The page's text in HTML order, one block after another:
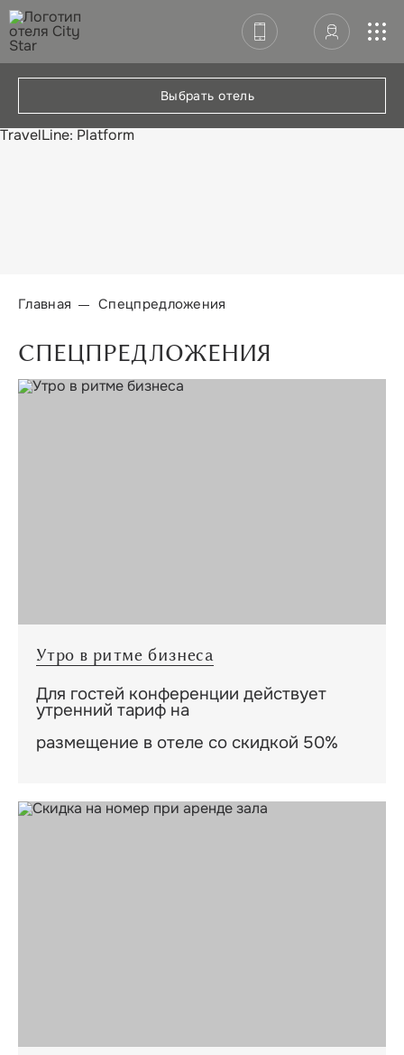
Выбрать отель
КОНФЕРЕНЦ-ЗАЛЫ
РЕСТОРАН
TravelLine: Platform
Главная Спецпредложения
СПЕЦПРЕДЛОЖЕНИЯ
Утро в ритме бизнеса
Для гостей конференции действует
утренний тариф на
размещение в отеле со скидкой 50%